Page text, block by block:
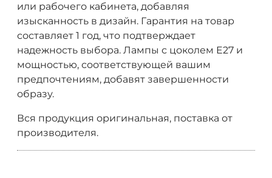
или рабочего кабинета, добавляя
изысканность в дизайн. Гарантия на товар
составляет 1 год, что подтверждает
надежность выбора. Лампы с цоколем E27 и
мощностью, соответствующей вашим
предпочтениям, добавят завершенности
образу.
Вся продукция оригинальная, поставка от
производителя.